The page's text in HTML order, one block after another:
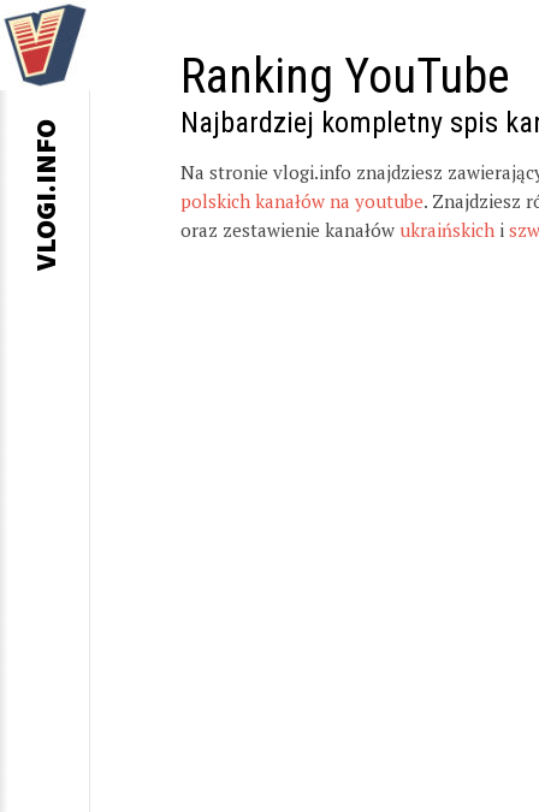
Ranking YouTube
Najbardziej kompletny spis
Na stronie vlogi.info znajdziesz
polskich kanałów na youtube. Znajdziesz
oraz zestawienie kanałów ukraińskich i
VLOGI.INFO